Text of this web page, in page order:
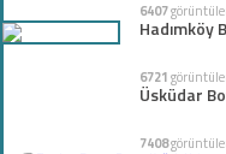
6407
Hadımköy
6721
Üsküdar
7408